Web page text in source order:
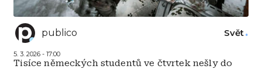
publico
5. 3. 2026 - 17:00
Svět
Tisíce německých studentů ve čtvrtek nešly do